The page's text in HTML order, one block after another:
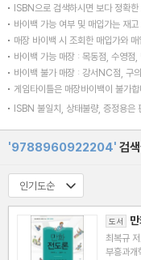
ISBN으로 검색하시면 보다 정확한
바이백 가능 여부 및 매입가는 재
매장 바이백 시 조회한 매입가와
바이백 가능 매장 : 목동점, 수영점
바이백 불가 매장 : 강서NC점, 구
게임타이틀은 매장바이백이 불가합
ISBN 불일치, 상태불량, 증정용은
'9788960922204' 검
도서
최복규
부흥과개